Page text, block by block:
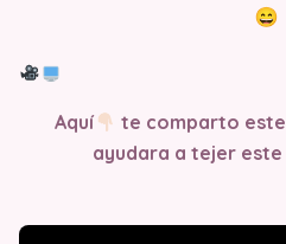
Aquí
te comparto
ayudara a tejer